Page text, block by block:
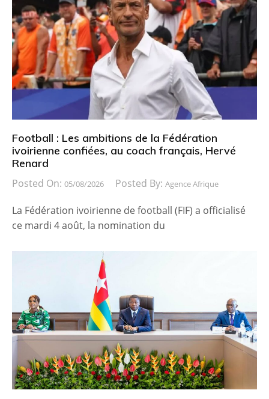
Football : Les ambitions de la Fédération
ivoirienne confiées, au coach français, Hervé
Renard
Posted On: 05/08/2026 Posted By: Agence Afrique
La Fédération ivoirienne de football (FIF) a officialisé
ce mardi 4 août, la nomination du